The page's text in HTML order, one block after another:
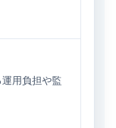
用負担や監